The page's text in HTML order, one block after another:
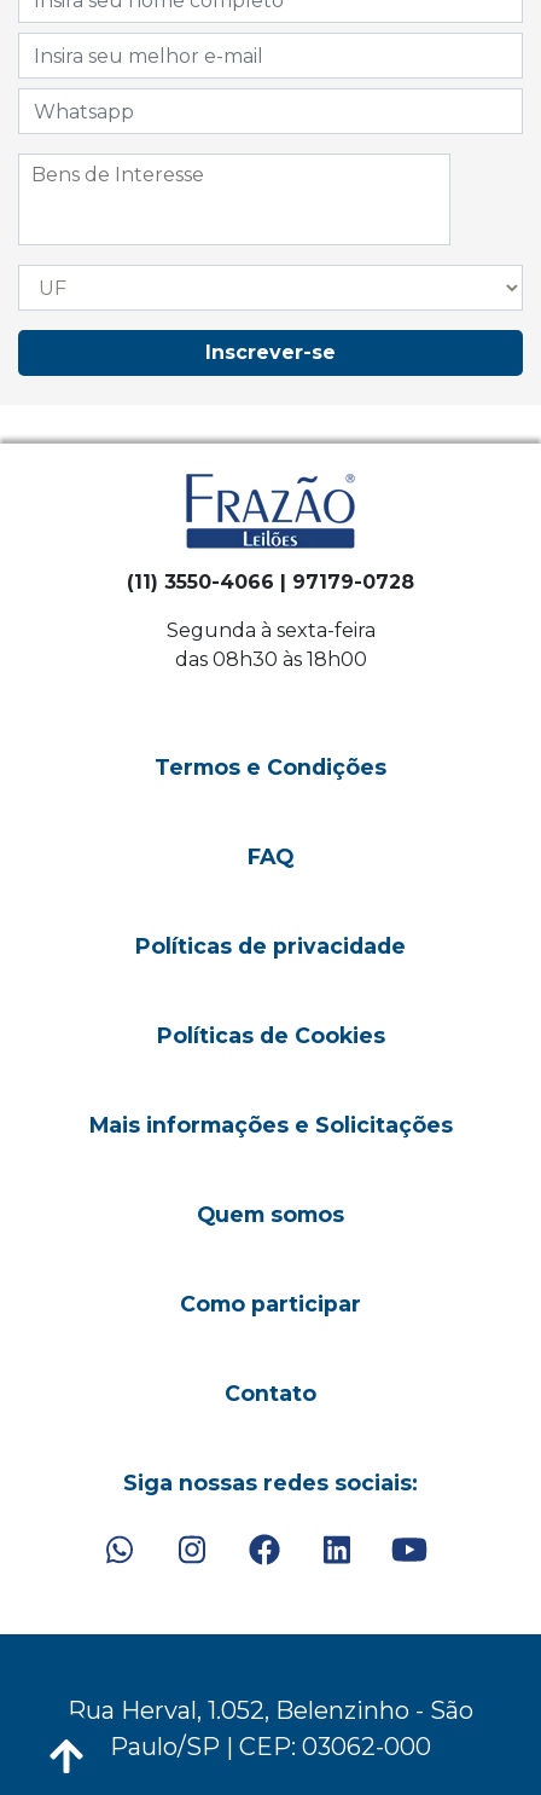
Inscrever-se
(11) 3550-4066 | 97179-0728
Segunda à sexta-feira
das 08h30 às 18h00
Termos e Condições
FAQ
Políticas de privacidade
Políticas de Cookies
Mais informações e Solicitações
Quem somos
Como participar
Contato
Siga nossas redes sociais:
Rua Herval, 1.052, Belenzinho - São
Paulo/SP | CEP: 03062-000